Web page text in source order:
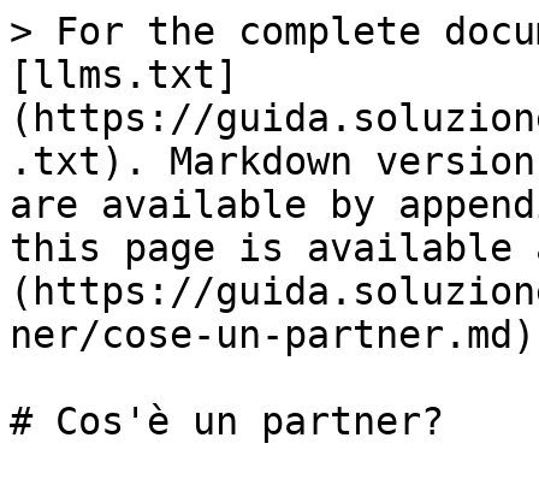
> For the complete
[llms.txt]
(https://
.txt). Markdown
are available by
this page is available
(https://
ner/cose-un-
# Cos'è un partner?